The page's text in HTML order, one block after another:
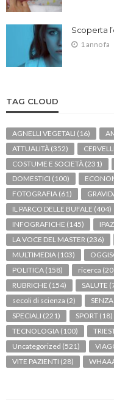
Scoperta
1 anno fa
TAG CLOUD
AGNELLI VEGETALI (16)
ATTUALITÀ (352)
COSTUME E SOCIETÀ (231)
DOMESTICI (100)
FOTOGRAFIA (61)
IL PARCO DELLE BUFALE (404)
INFOGRAFICHE (145)
LA VOCE DEL MASTER (236)
MULTIMEDIA (103)
POLITICA (158) ricerca
RUBRICHE (154) SALUTE
secoli di scienza (2)
SPECIALI (221) SPORT (18)
TECNOLOGIA (100)
Uncategorized (521)
VITE PAZIENTI (28)